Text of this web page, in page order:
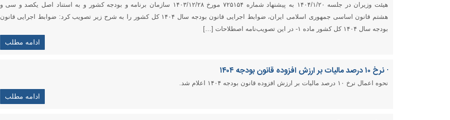
هیئت وزیران در جلسه ۱۴۰۴/۱/۲۰ به پیشنهاد شماره ۷۲۵۱۵۴ مورخ ۱۴۰۳/۱۲/۲۸ سازمان برنامه و بودجه کشور و به استناد اصل یکصد و سی و
هشتم قانون اساسی جمهوری اسلامی ایران، ضوابط اجرایی قانون بودجه سال ۱۴۰۴ کل کشور را به شرح زیر تصویب کرد: ضوابط اجرایی قانون
بودجه سال ۱۴۰۴ کل کشور ماده ۱- در این تصویب‌نامه اصطلاحات […]
ادامه مطلب
نرخ ۱۰ درصد مالیات بر ارزش افزوده قانون بودجه ۱۴۰۴
نحوه اعمال نرخ ۱۰ درصد مالیات بر ارزش افزوده قانون بودجه ۱۴۰۴ اعلام شد.
ادامه مطلب